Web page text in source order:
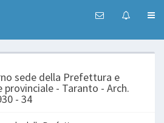
sede della Prefettura e
- Taranto - Arch.
- 34